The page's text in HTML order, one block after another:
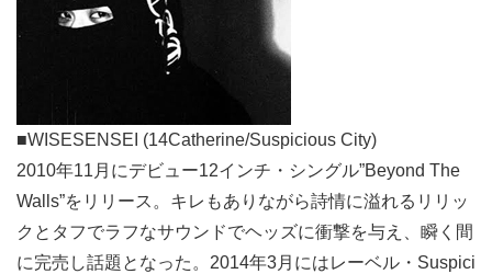
■WISESENSEI (14Catherine/Suspicious City)
2010年11月にデビュー12インチ・シングル”Beyond The
Walls”をリリース。キレもありながら詩情に溢れるリリッ
クとタフでラフなサウンドでヘッズに衝撃を与え、瞬く間
に完売し話題となった。2014年3月にはレーベル・Suspici